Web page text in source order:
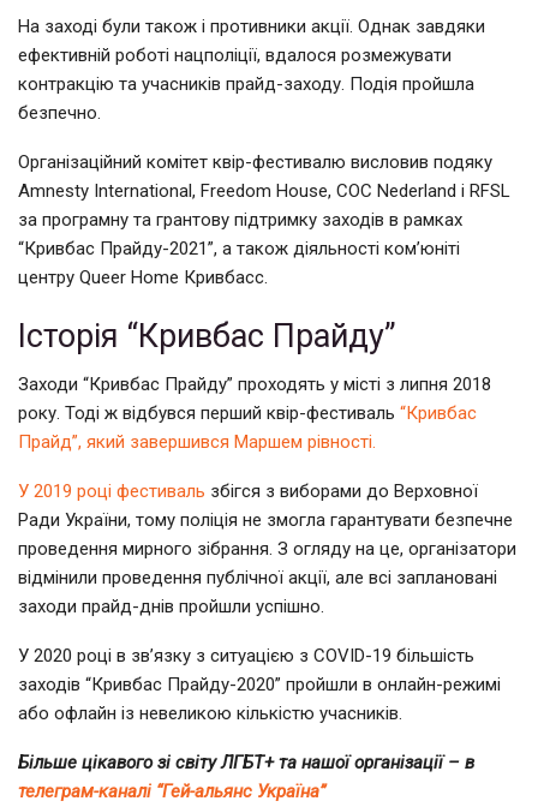
На заході були також і противники акції. Однак завдяки
ефективній роботі нацполіції, вдалося розмежувати
контракцію та учасників прайд-заходу. Подія пройшла
безпечно.
Організаційний комітет квір-фестивалю висловив подяку
Amnesty International, Freedom House, COC Nederland і RFSL
за програмну та грантову підтримку заходів в рамках
“Кривбас Прайду-2021”, а також діяльності ком’юніті
центру Queer Home Кривбасc.
Історія “Кривбас Прайду”
Заходи “Кривбас Прайду” проходять у місті з липня 2018
року. Тоді ж відбувся перший квір-фестиваль “Кривбас
Прайд”, який завершився Маршем рівності.
У 2019 році фестиваль збігся з виборами до Верховної
Ради України, тому поліція не змогла гарантувати безпечне
проведення мирного зібрання. З огляду на це, організатори
відмінили проведення публічної акції, але всі заплановані
заходи прайд-днів пройшли успішно.
У 2020 році в зв’язку з ситуацією з COVID-19 більшість
заходів “Кривбас Прайду-2020” пройшли в онлайн-режимі
або офлайн із невеликою кількістю учасників.
Більше цікавого зі світу ЛГБТ+ та нашої організації – в
телеграм-каналі “Гей-альянс Україна”